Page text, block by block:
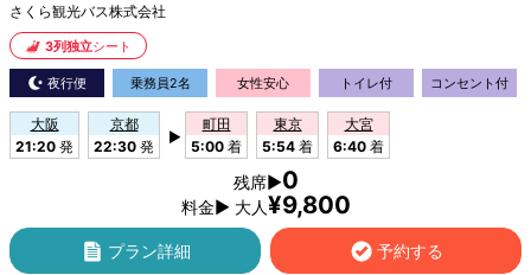
さくら観光バス株式会社
3列独立シート
夜行便 乗務員2名 女性安心 トイレ付 コンセント付
大阪
21:20 発
京都
22:30 発
▶
町田
5:00 着
東京
5:54 着
大宮
6:40 着
残席▶0
料金▶ 大人¥9,800
プラン詳細 予約する